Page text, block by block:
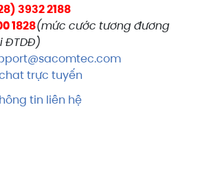
3932 2188
1828(mức cước tương đương
ĐTDĐ)
trực tuyến
tin liên hệ